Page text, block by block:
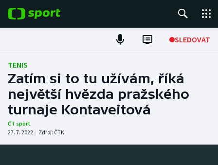
SLEDOVAT
Fotbal
Hokej
Tenis
Atletika
TENIS
Zatím si to tu užívám, říká
největší hvězda pražského
turnaje Kontaveitová
ČT sport
27. 7. 2022 | Zdroj: ČTK